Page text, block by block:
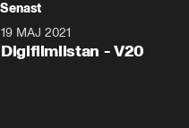
I denna fristående biofilm får vi
nu funnit en familj i den f d
Kurre och Gerda får ett eget
mystisk trollkarl anländer till
visar henne en värld av magi
Senast
19 MAJ 2021
Digifilmlistan - V20